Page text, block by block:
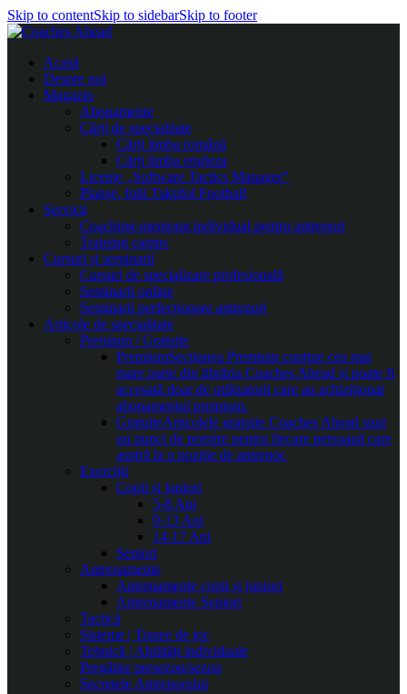
Skip to contentSkip to sidebarSkip to footer
Acasă
Despre noi
Magazin
Abonamente
Cărți de specialitate
Cărți limba română
Cărți limba engleza
Licențe „Software Tactics Manager”
Planșe, folii Taktifol Football
Servicii
Coaching-mentorat individual pentru antrenori
Training camps
Cursuri și seminarii
Cursuri de specializare profesională
Seminarii online
Seminarii perfecționare antrenori
Articole de specialitate
Premium / Gratuite
PremiumSecțiunea Premium conține cea mai
mare parte din librăria Coaches Ahead și poate fi
accesată doar de utilizatorii care au achiziționat
abonamentul premium.
GratuiteArticolele gratuite Coaches Ahead sunt
un punct de pornire pentru fiecare persoană care
aspiră la o poziție de antrenor.
Exerciții
Copii și juniori
5-8 Ani
9-13 Ani
14-17 Ani
Seniori
Antrenamente
Antrenamente copii și juniori
Antrenamente Seniori
Tactică
Sisteme | Trasee de joc
Tehnică | Abilități individuale
Pregătire presezon/sezon
Secretele Antrenorului